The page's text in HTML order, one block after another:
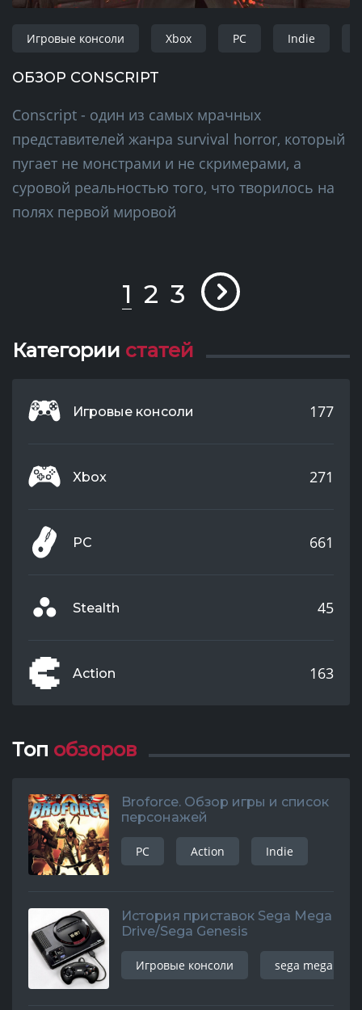
Игровые консоли Xbox PC Indie
ОБЗОР CONSCRIPT
Conscript - один из самых мрачных
представителей жанра survival horror, который
пугает не монстрами и не скримерами, а
суровой реальностью того, что творилось на
полях первой мировой
1 2 3
Категории статей
Игровые консоли 177
Xbox 271
PC 661
Stealth 45
Action 163
Топ обзоров
Broforce. Обзор игры и список
персонажей
PC Action Indie
История приставок Sega Mega
Drive/Sega Genesis
Игровые консоли sega mega